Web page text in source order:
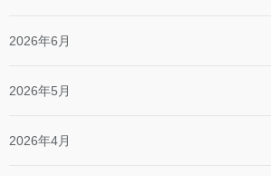
2026年6月
2026年5月
2026年4月